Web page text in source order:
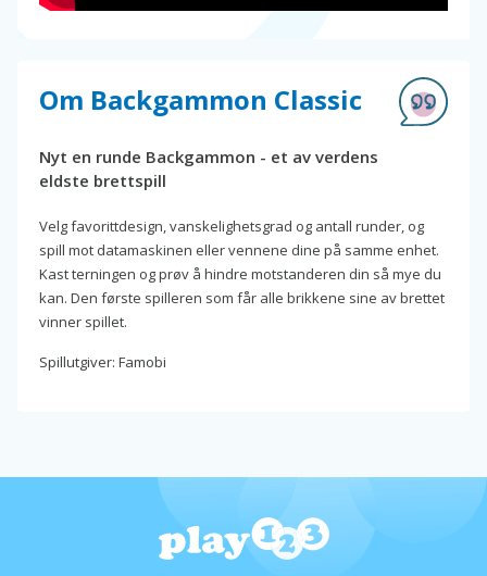
Om Backgammon Classic
Nyt en runde Backgammon - et av verdens
eldste brettspill
Velg favorittdesign, vanskelighetsgrad og antall runder, og
spill mot datamaskinen eller vennene dine på samme enhet.
Kast terningen og prøv å hindre motstanderen din så mye du
kan. Den første spilleren som får alle brikkene sine av brettet
vinner spillet.
Spillutgiver: Famobi